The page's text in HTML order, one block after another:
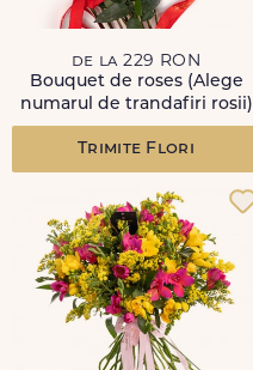
de la 229 RON
Bouquet de roses (Alege
numarul de trandafiri rosii)
Trimite Flori